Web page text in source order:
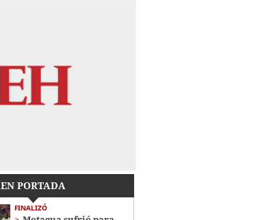
EN PORTADA
FINALIZÓ